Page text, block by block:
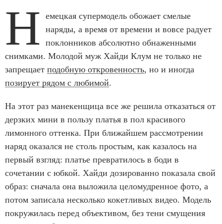
Н емецкая супермодель обожает смелые
наряды, а время от времени и вовсе радует
поклонников абсолютно обнаженными
снимками. Молодой муж Хайди Клум не только не
запрещает подобную откровенность, но и иногда
позирует рядом с любимой.
На этот раз манекенщица все же решила отказаться от
дерзких мини в пользу платья в пол красивого
лимонного оттенка. При ближайшем рассмотрении
наряд оказался не столь простым, как казалось на
первый взгляд: платье превратилось в боди в
сочетании с юбкой. Хайди дозированно показала свой
образ: сначала она выложила целомудренное фото, а
потом записала несколько кокетливых видео. Модель
покружилась перед объективом, без тени смущения